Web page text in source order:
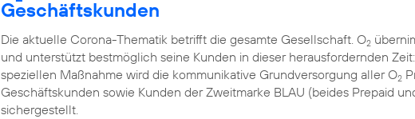
Geschäftskunden
Die aktuelle Corona-Thematik betrifft die gesamte Gesellschaft. O2
und unterstützt bestmöglich seine Kunden in dieser herausfordernden
speziellen Maßnahme wird die kommunikative Grundversorgung aller O2
Geschäftskunden sowie Kunden der Zweitmarke BLAU (beides Prepaid
sichergestellt.